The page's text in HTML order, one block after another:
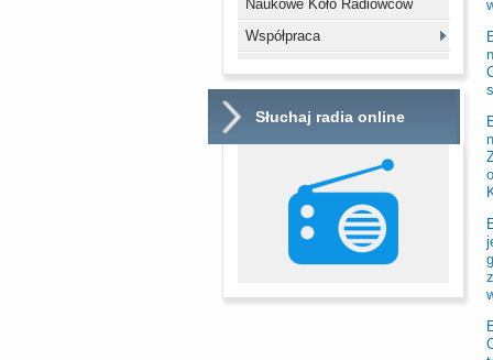
Naukowe Koło Radiowców
Współpraca
Słuchaj radia online